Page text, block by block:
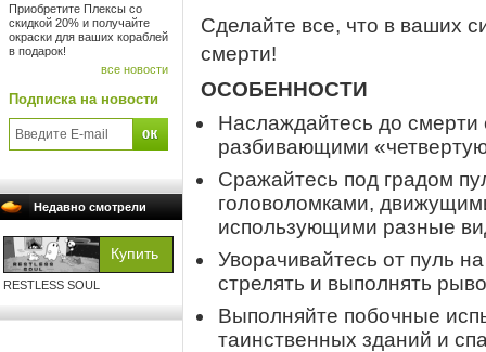
Приобретите Плексы со
скидкой 20% и получайте
окраски для ваших кораблей
в подарок!
все новости
Подписка на новости
Недавно смотрели
RESTLESS SOUL
Сделайте все, что в ваших
смерти!
ОСОБЕННОСТИ
Наслаждайтесь до
разбивающими
Сражайтесь под градом
головоломками,
использующими разные
Уворачивайтесь от пуль
стрелять и выполнять
Выполняйте побочные
таинственных зданий и